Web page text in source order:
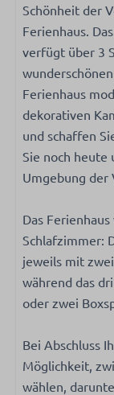
Gläser zum
Extraktor
Oven- combi
Gasherd: 4-
Heizung
Hoover
Schönheit der
Ferienhaus.
verfügt über 3
Ferienhaus
dekorativen
und schaffen
Sie noch heute
Umgebung der
Das
Schlafzimmer:
jeweils mit
während das
oder zwei
Bei Abschluss
Möglichkeit,
wählen,